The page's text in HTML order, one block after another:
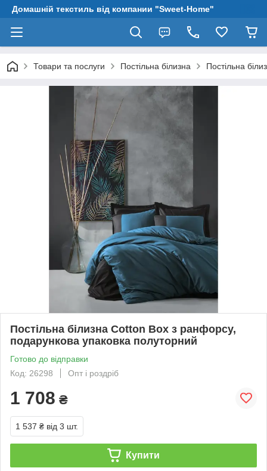
Домашній текстиль від компании "Sweet-Home"
Товари та послуги Постільна білизна Постільна
Постільна білизна Cotton Box з ранфорсу,
подарункова упаковка полуторний
Готово до відправки
Код: 26298
Опт і роздріб
1 708 ₴
1 537 ₴ від 3 шт.
Купити